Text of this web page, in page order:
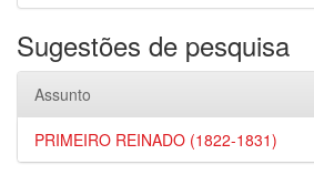
Sugestões de pesquisa
Assunto
PRIMEIRO REINADO (1822-1831)